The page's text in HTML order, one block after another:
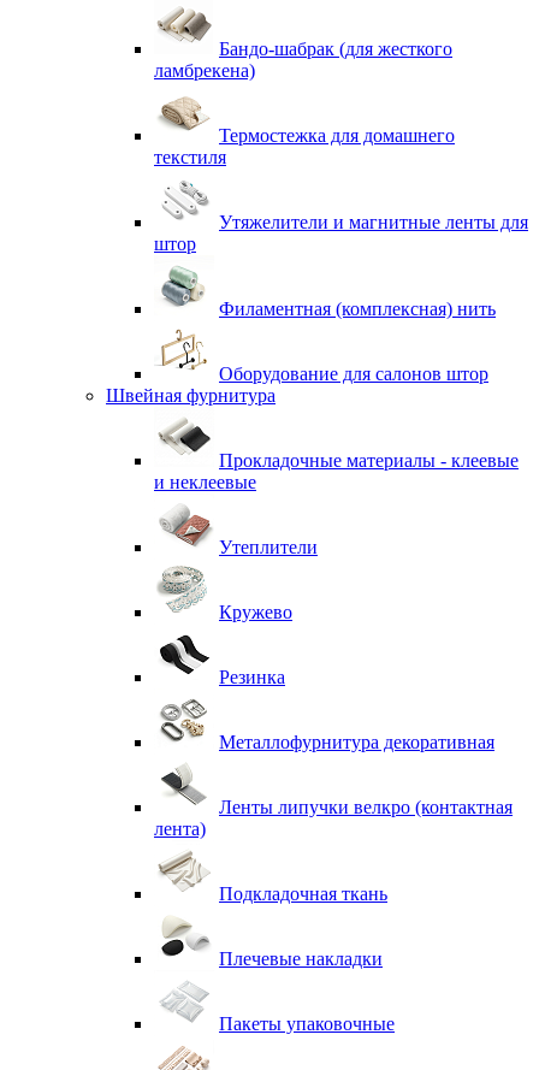
Бандо-шабрак (для жесткого
ламбрекена)
Термостежка для домашнего
текстиля
Утяжелители и магнитные ленты для
штор
Филаментная (комплексная) нить
Оборудование для салонов штор
Швейная фурнитура
Прокладочные материалы - клеевые
и неклеевые
Утеплители
Кружево
Резинка
Металлофурнитура декоративная
Ленты липучки велкро (контактная
лента)
Подкладочная ткань
Плечевые накладки
Пакеты упаковочные